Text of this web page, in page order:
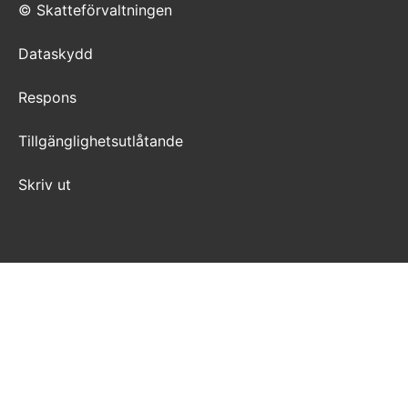
© Skatteförvaltningen
Dataskydd
Respons
Tillgänglighetsutlåtande
Skriv ut